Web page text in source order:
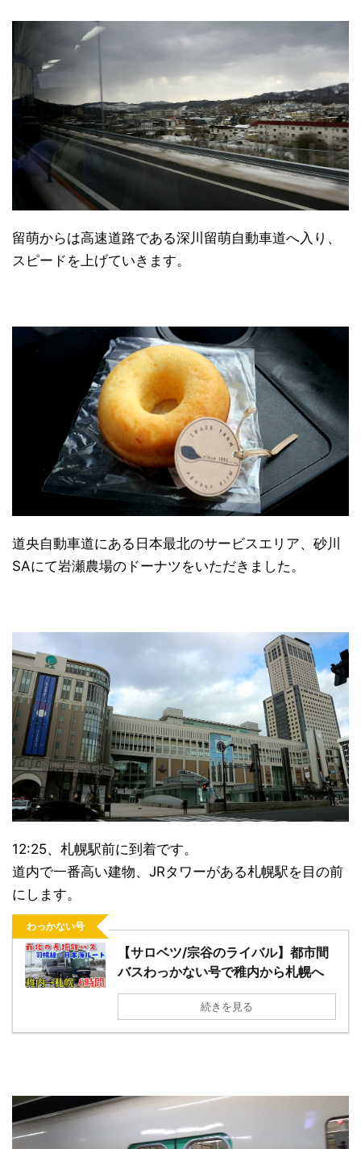
留萌からは高速道路である深川留萌自動車道へ入り、
スピードを上げていきます。
道央自動車道にある日本最北のサービスエリア、砂川
SAにて岩瀬農場のドーナツをいただきました。
12:25、札幌駅前に到着です。
道内で一番高い建物、JRタワーがある札幌駅を目の前
にします。
わっかない号
【サロベツ/宗谷のライバル】都市間
バスわっかない号で稚内から札幌へ
続きを見る